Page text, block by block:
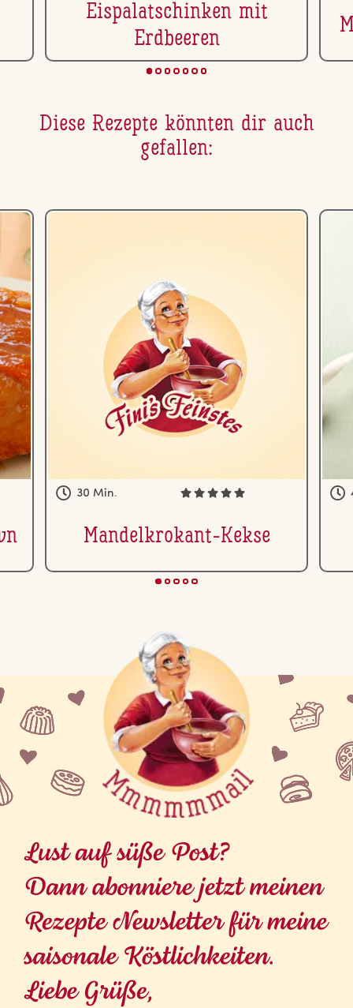
Eis­pa­la­tschin­ken mit
Erdbeeren
Diese Rezepte könnten dir auch
gefallen:
30 Min.
Man­del­kro­kant-Kekse